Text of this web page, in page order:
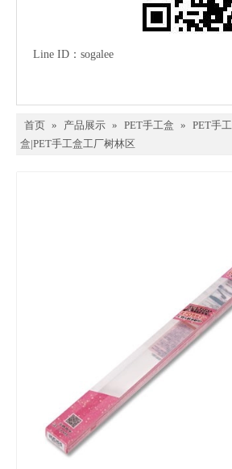
Line ID ： sogalee
首页 » 产品展示 » PET手工盒 » PET手
盒|PET手工盒工厂树林区